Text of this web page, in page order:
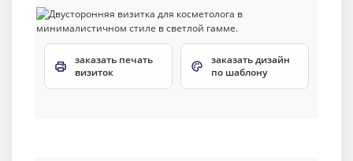
заказать печать
визиток
заказать дизайн
по шаблону